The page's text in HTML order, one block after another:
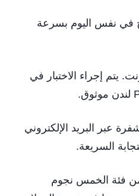
في نفس اليوم بسرعة
يتم إجراء الاختبار في
عبر البريد الإلكتروني
السريعة.
فئة الخمس نجوم